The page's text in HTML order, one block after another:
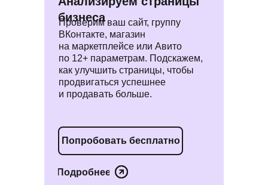
бизнеса
Проверим ваш сайт, группу
ВКонтакте, магазин
на маркетплейсе или Авито
по 12+ параметрам. Подскажем,
как улучшить страницы, чтобы
продвигаться успешнее
и продавать больше.
Попробовать бесплатно
Подробнее